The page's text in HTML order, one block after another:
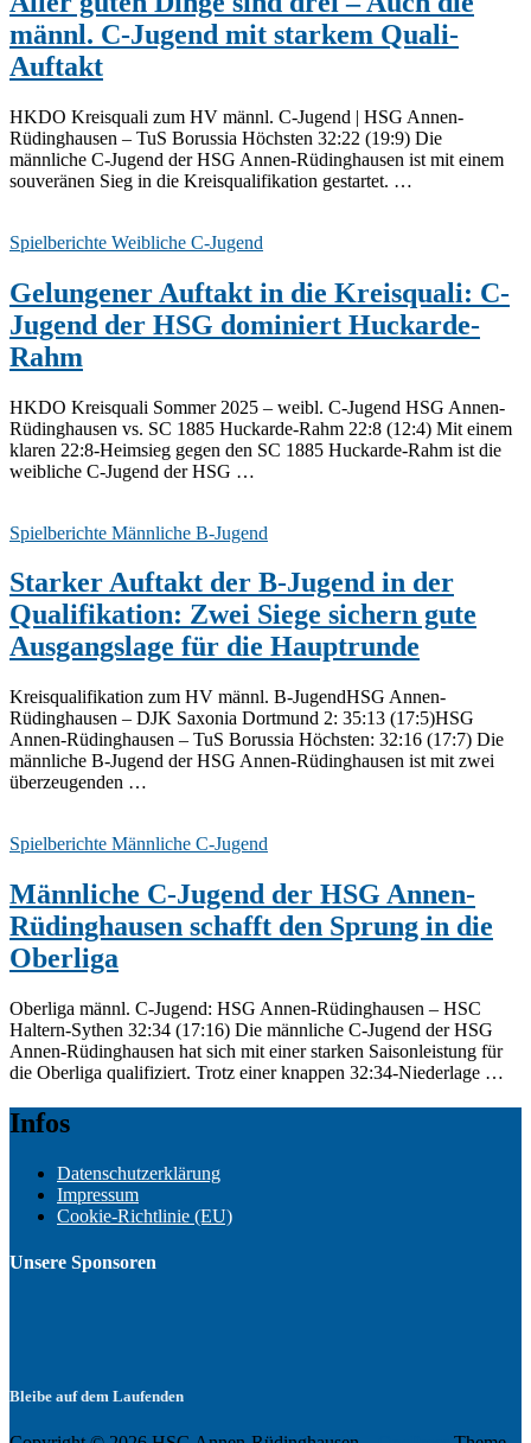
männl. C-Jugend mit starkem Quali-
Auftakt
HKDO Kreisquali zum HV männl. C-Jugend | HSG Annen-
Rüdinghausen – TuS Borussia Höchsten 32:22 (19:9) Die
männliche C-Jugend der HSG Annen-Rüdinghausen ist mit einem
souveränen Sieg in die Kreisqualifikation gestartet. …
Spielberichte Weibliche C-Jugend
Gelungener Auftakt in die Kreisquali: C-
Jugend der HSG dominiert Huckarde-
Rahm
HKDO Kreisquali Sommer 2025 – weibl. C-Jugend HSG Annen-
Rüdinghausen vs. SC 1885 Huckarde-Rahm 22:8 (12:4) Mit einem
klaren 22:8-Heimsieg gegen den SC 1885 Huckarde-Rahm ist die
weibliche C-Jugend der HSG …
Spielberichte Männliche B-Jugend
Starker Auftakt der B-Jugend in der
Qualifikation: Zwei Siege sichern gute
Ausgangslage für die Hauptrunde
Kreisqualifikation zum HV männl. B-JugendHSG Annen-
Rüdinghausen – DJK Saxonia Dortmund 2: 35:13 (17:5)HSG
Annen-Rüdinghausen – TuS Borussia Höchsten: 32:16 (17:7) Die
männliche B-Jugend der HSG Annen-Rüdinghausen ist mit zwei
überzeugenden …
Spielberichte Männliche C-Jugend
Männliche C-Jugend der HSG Annen-
Rüdinghausen schafft den Sprung in die
Oberliga
Oberliga männl. C-Jugend: HSG Annen-Rüdinghausen – HSC
Haltern-Sythen 32:34 (17:16) Die männliche C-Jugend der HSG
Annen-Rüdinghausen hat sich mit einer starken Saisonleistung für
die Oberliga qualifiziert. Trotz einer knappen 32:34-Niederlage …
Infos
Datenschutzerklärung
Impressum
Cookie-Richtlinie (EU)
Unsere Sponsoren
Bleibe auf dem Laufenden